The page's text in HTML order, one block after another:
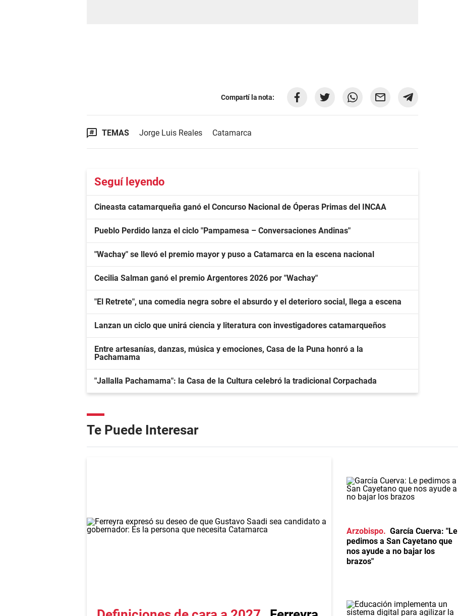
Compartí la nota:
TEMAS Jorge Luis Reales Catamarca
Seguí leyendo
Cineasta catamarqueña ganó el Concurso Nacional de Óperas Primas del INCAA
Pueblo Perdido lanza el ciclo "Pampamesa – Conversaciones Andinas"
"Wachay" se llevó el premio mayor y puso a Catamarca en la escena nacional
Cecilia Salman ganó el premio Argentores 2026 por "Wachay"
"El Retrete", una comedia negra sobre el absurdo y el deterioro social, llega a escena
Lanzan un ciclo que unirá ciencia y literatura con investigadores catamarqueños
Entre artesanías, danzas, música y emociones, Casa de la Puna honró a la
Pachamama
"Jallalla Pachamama": la Casa de la Cultura celebró la tradicional Corpachada
Te Puede Interesar
Arzobispo
García Cuerva: "Le
pedimos a San Cayetano que
nos ayude a no bajar los
brazos"